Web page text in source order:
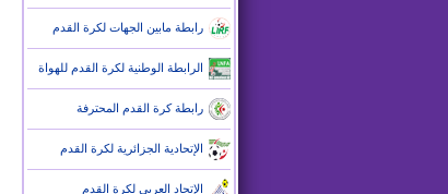
رابطة مابين الجهات لكرة القدم
الرابطة الوطنية لكرة القدم للهواة
رابطة كرة القدم المحترفة
الإتحادية الجزائرية لكرة القدم
الإتحاد العربي لكرة القدم